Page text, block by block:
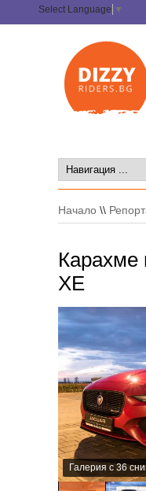
Select Language ▼
Начало \\
Карахме
XE
Галерия с 36